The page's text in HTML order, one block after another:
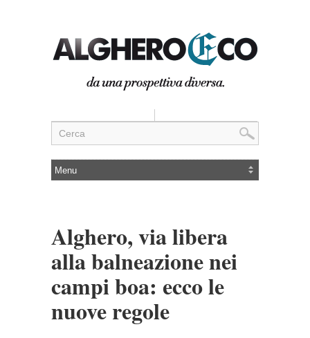
Alghero, via libera
alla balneazione nei
campi boa: ecco le
nuove regole